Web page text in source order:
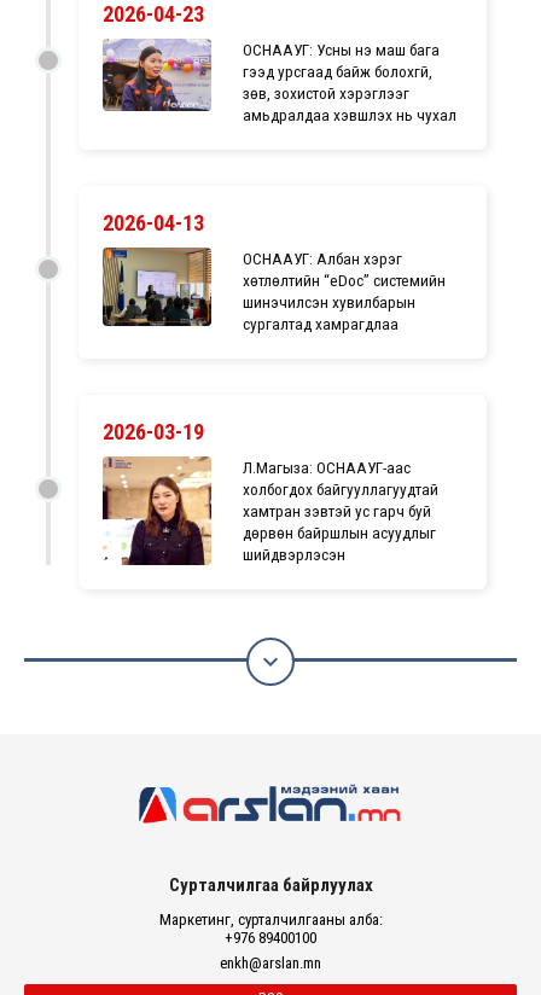
2026-04-23
ОСНААУГ: Усны үнэ маш бага
гээд урсгаад байж болохгүй,
зөв, зохистой хэрэглээг
амьдралдаа хэвшүүлэх нь чухал
2026-04-13
ОСНААУГ: Албан хэрэг
хөтлөлтийн “eDoc” системийн
шинэчилсэн хувилбарын
сургалтад хамрагдлаа
2026-03-19
Л.Магыза: ОСНААУГ-аас
холбогдох байгууллагуудтай
хамтран зэвтэй ус гарч буй
дөрвөн байршлын асуудлыг
шийдвэрлэсэн

Сурталчилгаа байрлуулах
Маркетинг, сурталчилгааны алба:
+976 89400100
enkh@arslan.mn